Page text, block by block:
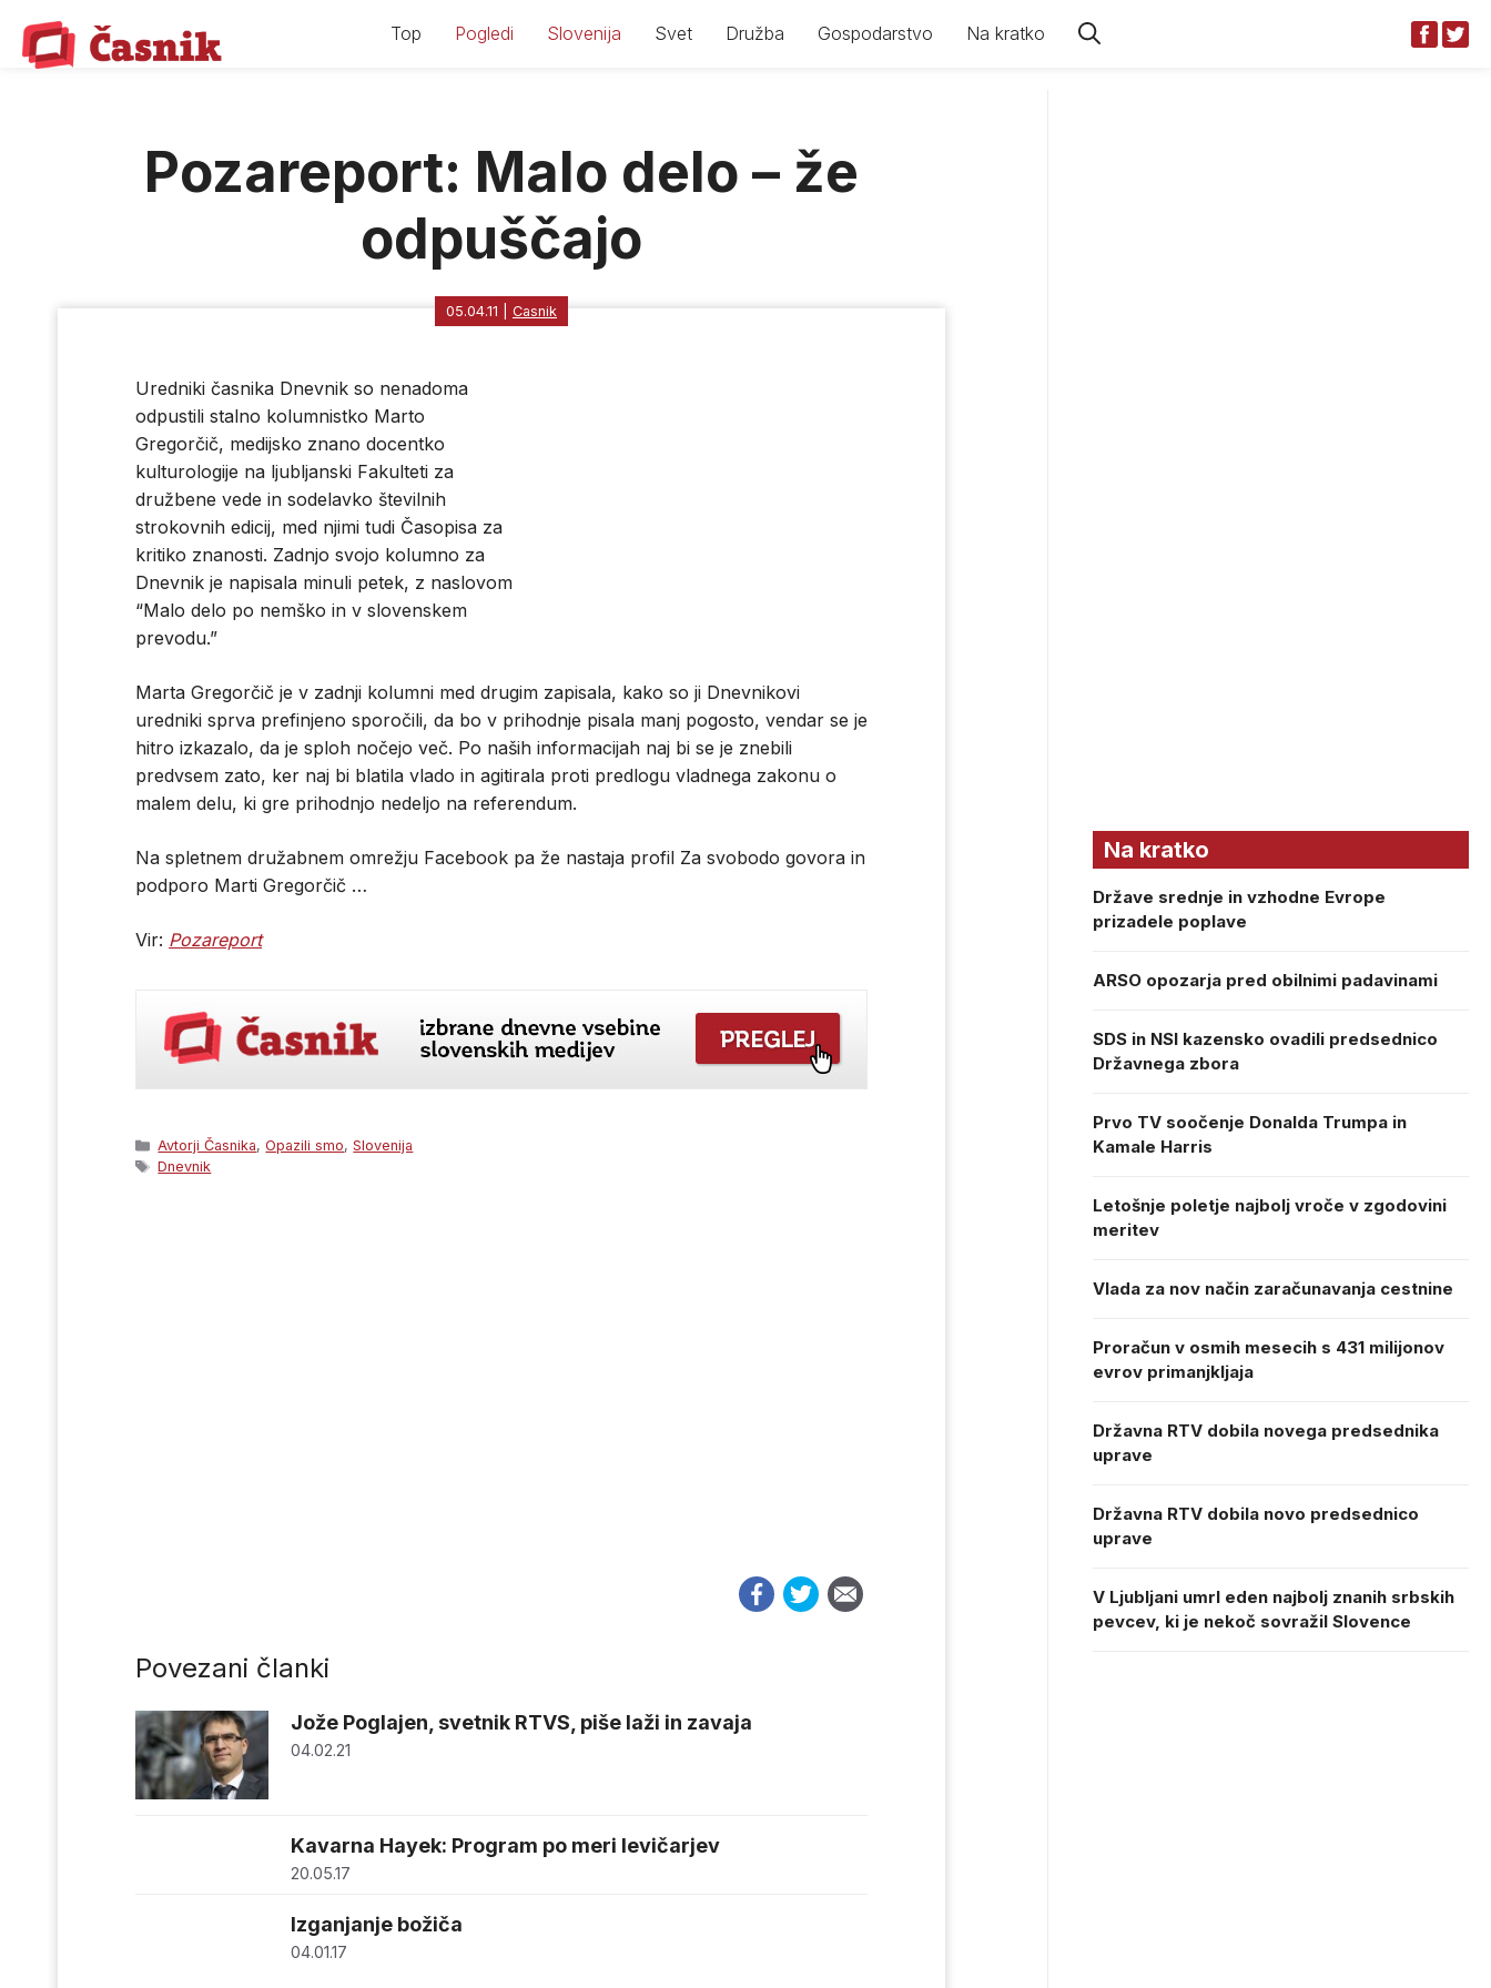
content
Top Pogledi Slovenija Svet Družba Gospodarstvo Na kratko
Pozareport: Malo delo – že
odpuščajo
05.04.11 Casnik
Uredniki časnika Dnevnik so nenadoma
odpustili stalno kolumnistko Marto
Gregorčič, medijsko znano docentko
kulturologije na ljubljanski Fakulteti za
družbene vede in sodelavko številnih
strokovnih edicij, med njimi tudi Časopisa za
kritiko znanosti. Zadnjo svojo kolumno za
Dnevnik je napisala minuli petek, z naslovom
“Malo delo po nemško in v slovenskem
prevodu.”
Marta Gregorčič je v zadnji kolumni med drugim zapisala, kako so ji Dnevnikovi
uredniki sprva prefinjeno sporočili, da bo v prihodnje pisala manj pogosto, vendar se je
hitro izkazalo, da je sploh nočejo več. Po naših informacijah naj bi se je znebili
predvsem zato, ker naj bi blatila vlado in agitirala proti predlogu vladnega zakonu o
malem delu, ki gre prihodnjo nedeljo na referendum.
Na spletnem družabnem omrežju Facebook pa že nastaja profil Za svobodo govora in
podporo Marti Gregorčič …
Vir: Pozareport
Categories
Avtorji Časnika,Opazili smo,Slovenija
Tags
Dnevnik
Povezani članki
Jože Poglajen, svetnik RTVS, piše laži in zavaja
04.02.21
Kavarna Hayek: Program po meri levičarjev
20.05.17
Izganjanje božiča
04.01.17
Na kratko
Države srednje in vzhodne Evrope
prizadele poplave
ARSO opozarja pred obilnimi padavinami
SDS in NSI kazensko ovadili predsednico
Državnega zbora
Prvo TV soočenje Donalda Trumpa in
Kamale Harris
Letošnje poletje najbolj vroče v zgodovini
meritev
Vlada za nov način zaračunavanja cestnine
Proračun v osmih mesecih s 431 milijonov
evrov primanjkljaja
Državna RTV dobila novega predsednika
uprave
Državna RTV dobila novo predsednico
uprave
V Ljubljani umrl eden najbolj znanih srbskih
pevcev, ki je nekoč sovražil Slovence